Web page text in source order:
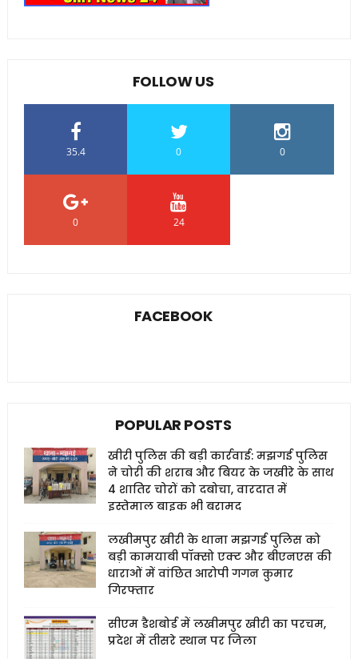
FOLLOW US
35.4 0 0
0 24
FACEBOOK
POPULAR POSTS
खीरी पुलिस की बड़ी कार्रवाई: मझगई पुलिस
ने चोरी की शराब और बियर के जखीरे के साथ
4 शातिर चोरों को दबोचा, वारदात में
इस्तेमाल बाइक भी बरामद
लखीमपुर खीरी के थाना मझगई पुलिस को
बड़ी कामयाबी पॉक्सो एक्ट और बीएनएस की
धाराओं में वांछित आरोपी गगन कुमार
गिरफ्तार
सीएम डैशबोर्ड में लखीमपुर खीरी का परचम,
प्रदेश में तीसरे स्थान पर जिला